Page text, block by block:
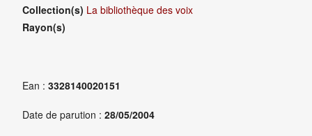
Collection(s) La bibliothèque des voix
Rayon(s)
Ean : 3328140020151
Date de parution : 28/05/2004